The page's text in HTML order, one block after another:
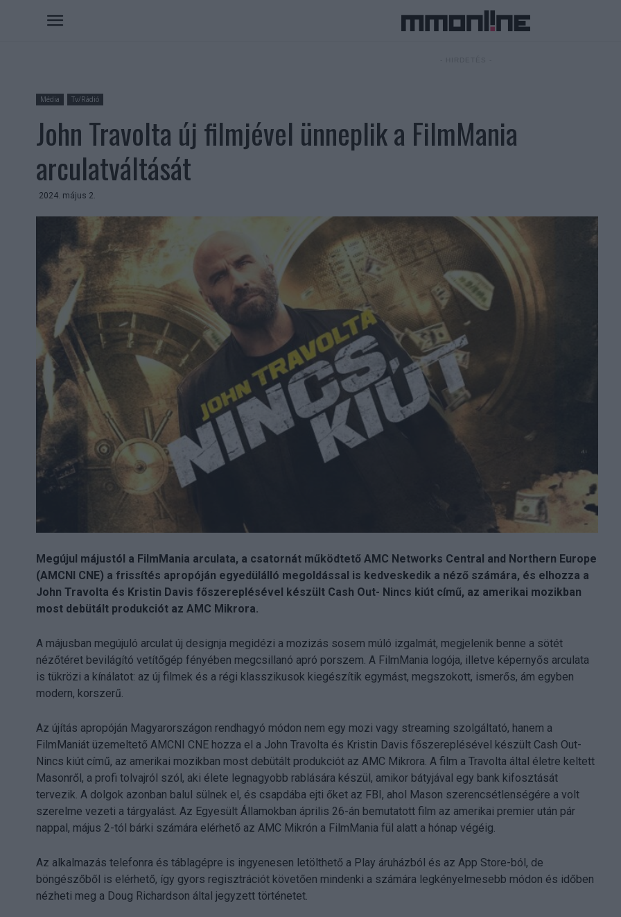
Média Tv/Rádió
John Travolta új filmjével ünneplik a FilmMania
arculatváltását
2024. május 2.
Megújul májustól a FilmMania arculata, a csatornát működtető AMC Networks Central and Northern Europe
(AMCNI CNE) a frissítés apropóján egyedülálló megoldással is kedveskedik a néző számára, és elhozza a
John Travolta és Kristin Davis főszereplésével készült Cash Out- Nincs kiút című, az amerikai mozikban
most debütált produkciót az AMC Mikrora.
A májusban megújuló arculat új designja megidézi a mozizás sosem múló izgalmát, megjelenik benne a sötét
nézőtéret bevilágító vetítőgép fényében megcsillanó apró porszem. A FilmMania logója, illetve képernyős arculata
is tükrözi a kínálatot: az új filmek és a régi klasszikusok kiegészítik egymást, megszokott, ismerős, ám egyben
modern, korszerű.
Az újítás apropóján Magyarországon rendhagyó módon nem egy mozi vagy streaming szolgáltató, hanem a
FilmManiát üzemeltető AMCNI CNE hozza el a John Travolta és Kristin Davis főszereplésével készült Cash Out-
Nincs kiút című, az amerikai mozikban most debütált produkciót az AMC Mikrora. A film a Travolta által életre keltett
Masonről, a profi tolvajról szól, aki élete legnagyobb rablására készül, amikor bátyjával egy bank kifosztását
tervezik. A dolgok azonban balul sülnek el, és csapdába ejti őket az FBI, ahol Mason szerencsétlenségére a volt
szerelme vezeti a tárgyalást. Az Egyesült Államokban április 26-án bemutatott film az amerikai premier után pár
nappal, május 2-tól bárki számára elérhető az AMC Mikrón a FilmMania fül alatt a hónap végéig.
Az alkalmazás telefonra és táblagépre is ingyenesen letölthető a Play áruházból és az App Store-ból, de
böngészőből is elérhető, így gyors regisztrációt követően mindenki a számára legkényelmesebb módon és időben
nézheti meg a Doug Richardson által jegyzett történetet.